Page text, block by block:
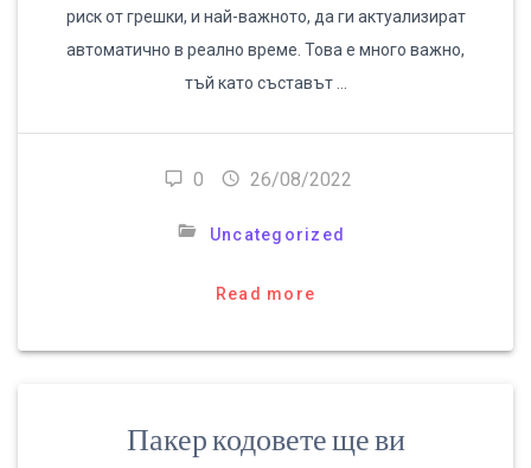
риск от грешки, и най-важното, да ги актуализират
автоматично в реално време. Това е много важно,
тъй като съставът …
0 26/08/2022
Uncategorized
Read more
Пакер кодовете ще ви